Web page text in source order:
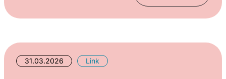
31.03.2026 Link